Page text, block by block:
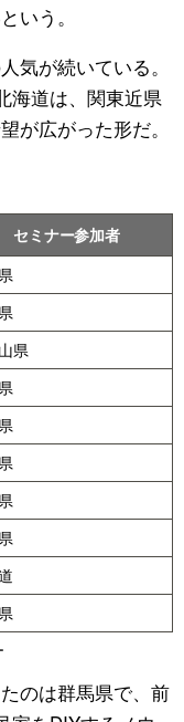
いう。
気が続いている。
海道は、関東近県
が広がった形だ。
セミナー参加者
県
のは群馬県で、前